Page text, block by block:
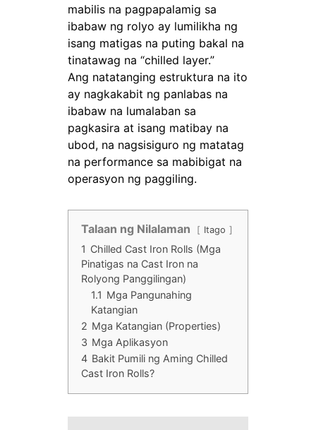
mabilis na pagpapalamig sa
ibabaw ng rolyo ay lumilikha ng
isang matigas na puting bakal na
tinatawag na “chilled layer.”
Ang natatanging estruktura na ito
ay nagkakabit ng panlabas na
ibabaw na lumalaban sa
pagkasira at isang matibay na
ubod, na nagsisiguro ng matatag
na performance sa mabibigat na
operasyon ng paggiling.
Talaan ng Nilalaman Itago
1 Chilled Cast Iron Rolls (Mga
Pinatigas na Cast Iron na
Rolyong Panggilingan)
1.1 Mga Pangunahing
Katangian
2 Mga Katangian (Properties)
3 Mga Aplikasyon
4 Bakit Pumili ng Aming Chilled
Cast Iron Rolls?